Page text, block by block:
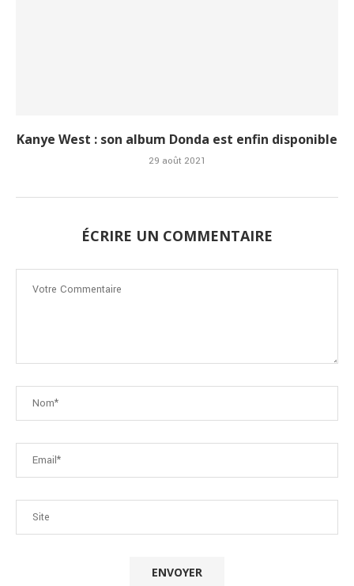
Kanye West : son album Donda est enfin disponible
29 août 2021
ÉCRIRE UN COMMENTAIRE